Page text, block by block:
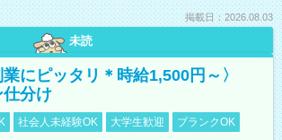
掲載日：2026.08.03
未読
業にピッタリ＊時給1,500円～〉
分け
社会人未経験OK 大学生歓迎
ブランクOK